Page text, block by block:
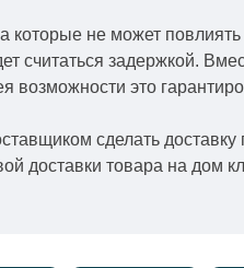
которые не может повлиять
считаться задержкой.
возможности это
сделать
доставки товара на дом